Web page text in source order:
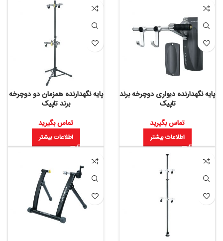
پایه نگهدارنده دیواری دوچرخه برند
تاپیک
تماس بگیرید
اطلاعات بیشتر
پایه نگهدارنده همزمان دو دوچرخه
برند تاپیک
تماس بگیرید
اطلاعات بیشتر